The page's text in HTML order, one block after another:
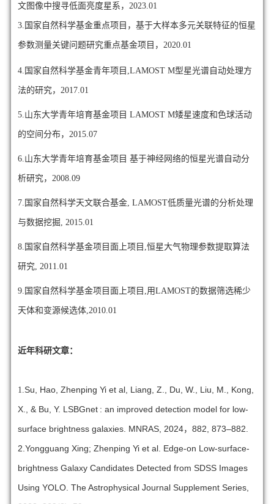
文图像中搜寻低面亮度星系，2023.01
3.国家自然科学基金重点项目，基于大样本多元关联特征的恒星
参数测量关键问题研究重点基金项目，2020.01
4.国家自然科学基金青年项目,LAMOST M型星光谱自动处理方
法的研究，2017.01
5.山东大学青年培育基金项目 LAMOST M矮星速度和色球活动
的空间分布，2015.07
6.山东大学青年培育基金项目 基于神经网络的恒星光谱自动分
析研究，2008.09
7.国家自然科学天文联合基金, LAMOST低质量光谱的分析处理
与数据挖掘, 2015.01
8.国家自然科学基金项目面上项目,恒星大气物理参数提取算法
研究, 2011.01
9.国家自然科学基金项目面上项目,用LAMOST的数据筛选稀少
天体和变源候选体,2010.01
近年科研文章：
1. Su, Hao, Zhenping Yi et al, Liang, Z., Du, W., Liu, M., Kong,
X., & Bu, Y. LSBGnet : an improved detection model for low-
surface brightness galaxies. MNRAS, 2024，882, 873–882.
2.Yongguang Xing; Zhenping Yi et al. Edge-on Low-surface-
brightness Galaxy Candidates Detected from SDSS Images
Using YOLO. The Astrophysical Journal Supplement Series,